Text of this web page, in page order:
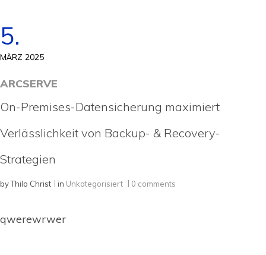
5.
MÄRZ 2025
ARCSERVE
On-Premises-Datensicherung maximiert
Verlässlichkeit von Backup- & Recovery-
Strategien
byThilo Christ in Unkategorisiert 0 comments
qwerewrwer